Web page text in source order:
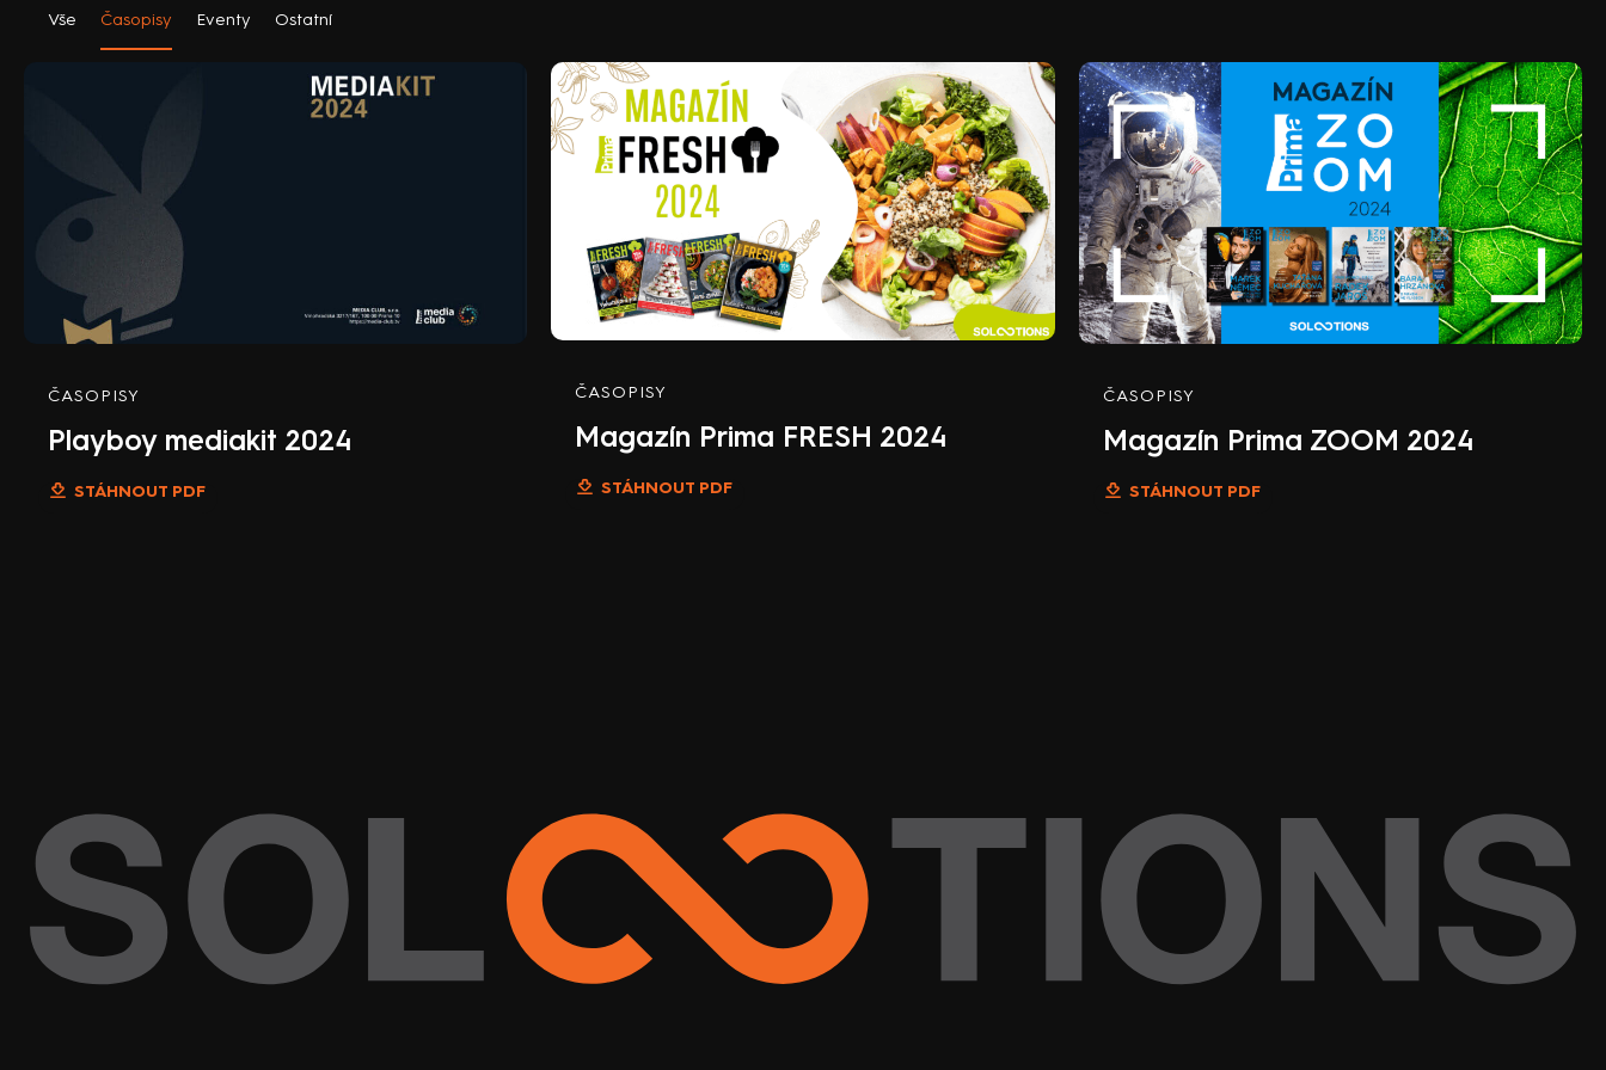
Vše Časopisy Eventy Ostatní
ČASOPISY
Playboy mediakit 2024
STÁHNOUT PDF
ČASOPISY
Magazín Prima FRESH 2024
STÁHNOUT PDF
ČASOPISY
Magazín Prima ZOOM 2024
STÁHNOUT PDF